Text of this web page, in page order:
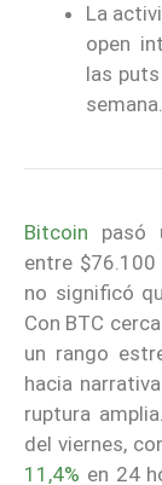
La
open
las
semana.
Bitcoin pasó
entre
no significó
Con BTC
un rango
hacia
ruptura
del viernes,
11,4% en 24